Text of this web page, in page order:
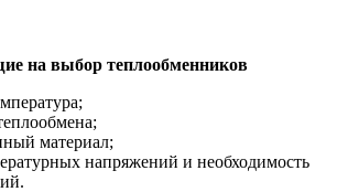
на выбор теплообменников
материал;
напряжений и необходимость